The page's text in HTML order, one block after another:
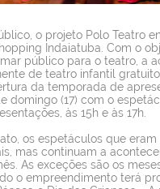
o projeto Polo Teatro
Indaiatuba. Com o
público para o teatro, a
de teatro infantil
da temporada de
domingo (17) com o
às 15h e às 17h.
os espetáculos que eram
mas continuam a
As exceções são os
o empreendimento terá